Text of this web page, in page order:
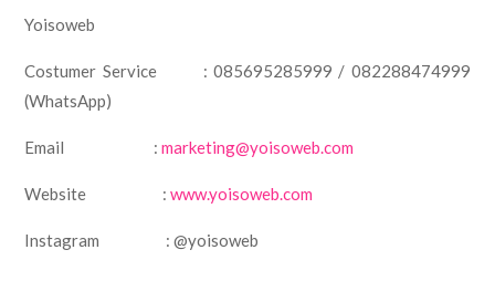
Yoisoweb
Costumer Service : 085695285999 / 082288474999
(WhatsApp)
Email :marketing@yoisoweb.com
Website :www.yoisoweb.com
Instagram : @yoisoweb